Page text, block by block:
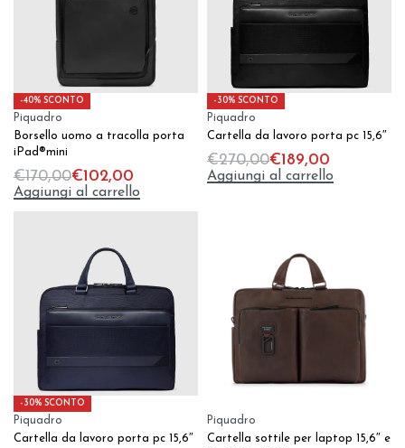
-40% SCONTO
Piquadro
Borsello uomo a tracolla porta
iPad®mini
€170,00€102,00
Aggiungi al carrello
-30% SCONTO
Piquadro
Cartella da lavoro porta pc 15,6″
€270,00€189,00
Aggiungi al carrello
-30% SCONTO
Piquadro
Cartella da lavoro porta pc 15,6″
Piquadro
Cartella sottile per laptop 15,6″ e